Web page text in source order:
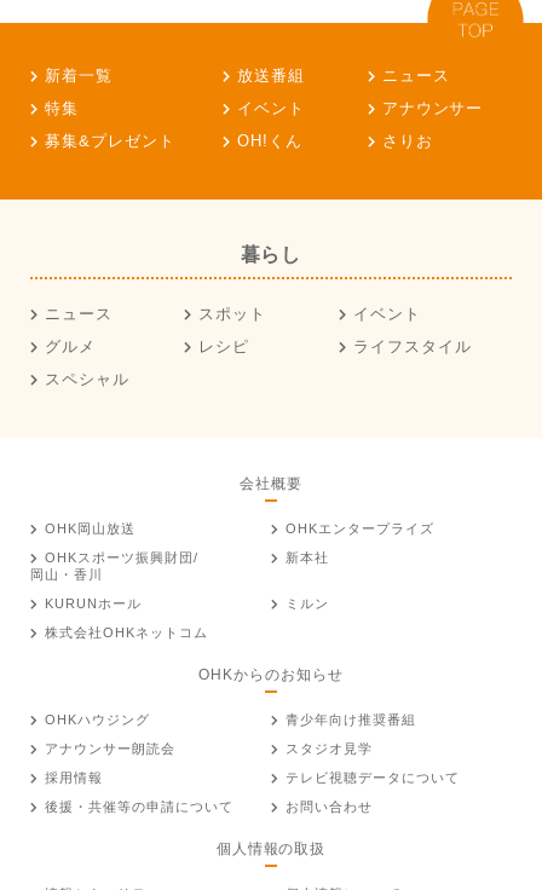
新着一覧 放送番組
ニュース
特集
イベント
アナウンサー
募集&プレゼント
OH!くん さりお
暮らし
ニュース スポット
イベント
グルメ
レシピ
ライフスタイル
スペシャル
会社概要
OHK岡山放送
OHKエンタープライズ
OHKスポーツ振興財団/
岡山・香川
新本社
KURUNホール
ミルン
株式会社OHKネットコム
OHKからのお知らせ
OHKハウジング
青少年向け推奨番組
アナウンサー朗読会
スタジオ見学
採用情報
テレビ視聴データについて
後援・共催等の申請について
お問い合わせ
個人情報の取扱